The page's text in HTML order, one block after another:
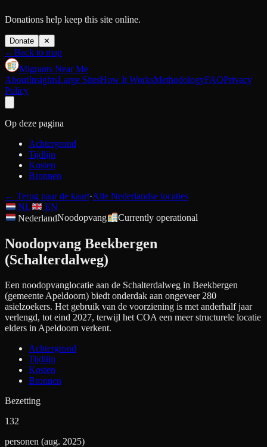
Donations help keep this site online.
Donate ✕
←Back to map
Migrants Near Me
AboutInsightsLarge SitesHow It WorksMethodologyFAQPrivacy
Policy
Op deze pagina
Achtergrond
Tijdlijn
Kosten
Bronnen
← Terug naar de kaart·Alle Nederlandse locaties
NL
EN
NederlandNoodopvang Currently operational
Noodopvang Beekbergen
(Schalterdalweg)
Een noodopvanglocatie aan de Schalterdalweg in Beekbergen
(gemeente Apeldoorn) biedt onderdak aan ongeveer 280
asielzoekers. Het gebruik van de voorziening is met anderhalf jaar
verlengd, tot eind 2027, terwijl het COA een meer structurele locatie
elders in Apeldoorn verkent.
Achtergrond
Tijdlijn
Kosten
Bronnen
Bezetting
132
personen (aug. 2025)